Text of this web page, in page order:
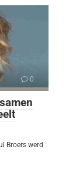
0
Broers werd